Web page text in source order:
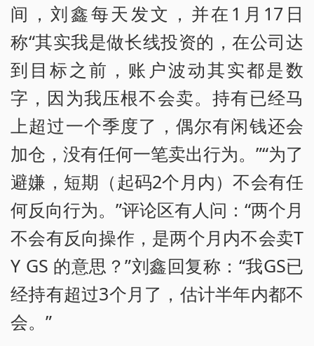
间，刘鑫每天发文，并在1月17日
称“其实我是做长线投资的，在公司达
到目标之前，账户波动其实都是数
字，因为我压根不会卖。持有已经马
上超过一个季度了，偶尔有闲钱还会
加仓，没有任何一笔卖出行为。”“为了
避嫌，短期（起码2个月内）不会有任
何反向行为。”评论区有人问：“两个月
不会有反向操作，是两个月内不会卖T
Y GS 的意思？”刘鑫回复称：“我GS已
经持有超过3个月了，估计半年内都不
会。”